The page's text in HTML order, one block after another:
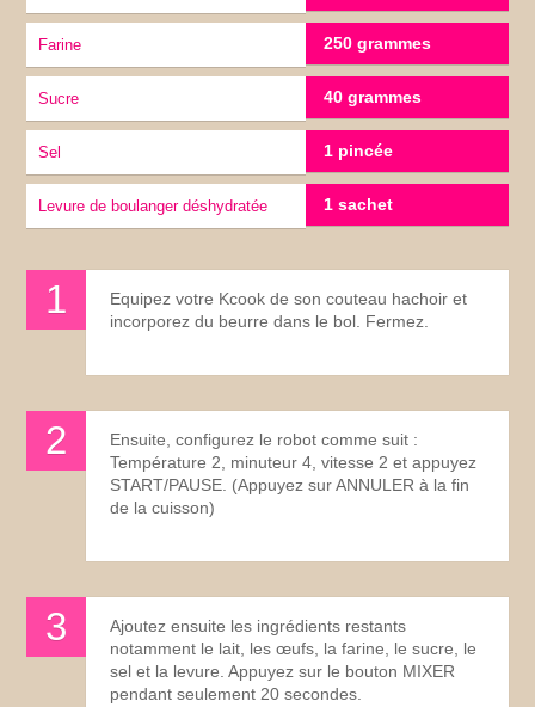
Farine 250 grammes
Sucre 40 grammes
sel 1 pincée
levure de boulanger déshydratée 1 sachet
Equipez votre Kcook de son couteau hachoir et
incorporez du beurre dans le bol. Fermez.
Ensuite, configurez le robot comme suit :
Température 2, minuteur 4, vitesse 2 et appuyez
START/PAUSE. (Appuyez sur ANNULER à la fin
de la cuisson)
Ajoutez ensuite les ingrédients restants
notamment le lait, les œufs, la farine, le sucre, le
sel et la levure. Appuyez sur le bouton MIXER
pendant seulement 20 secondes.